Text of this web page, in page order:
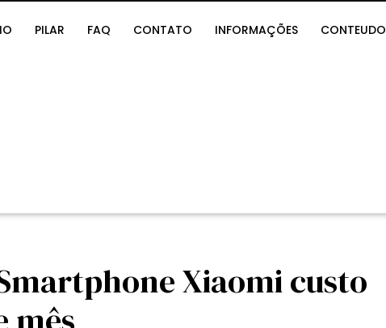
PILAR FAQ CONTATO INFORMAÇÕES CONTEUDO
Xiaomi custo